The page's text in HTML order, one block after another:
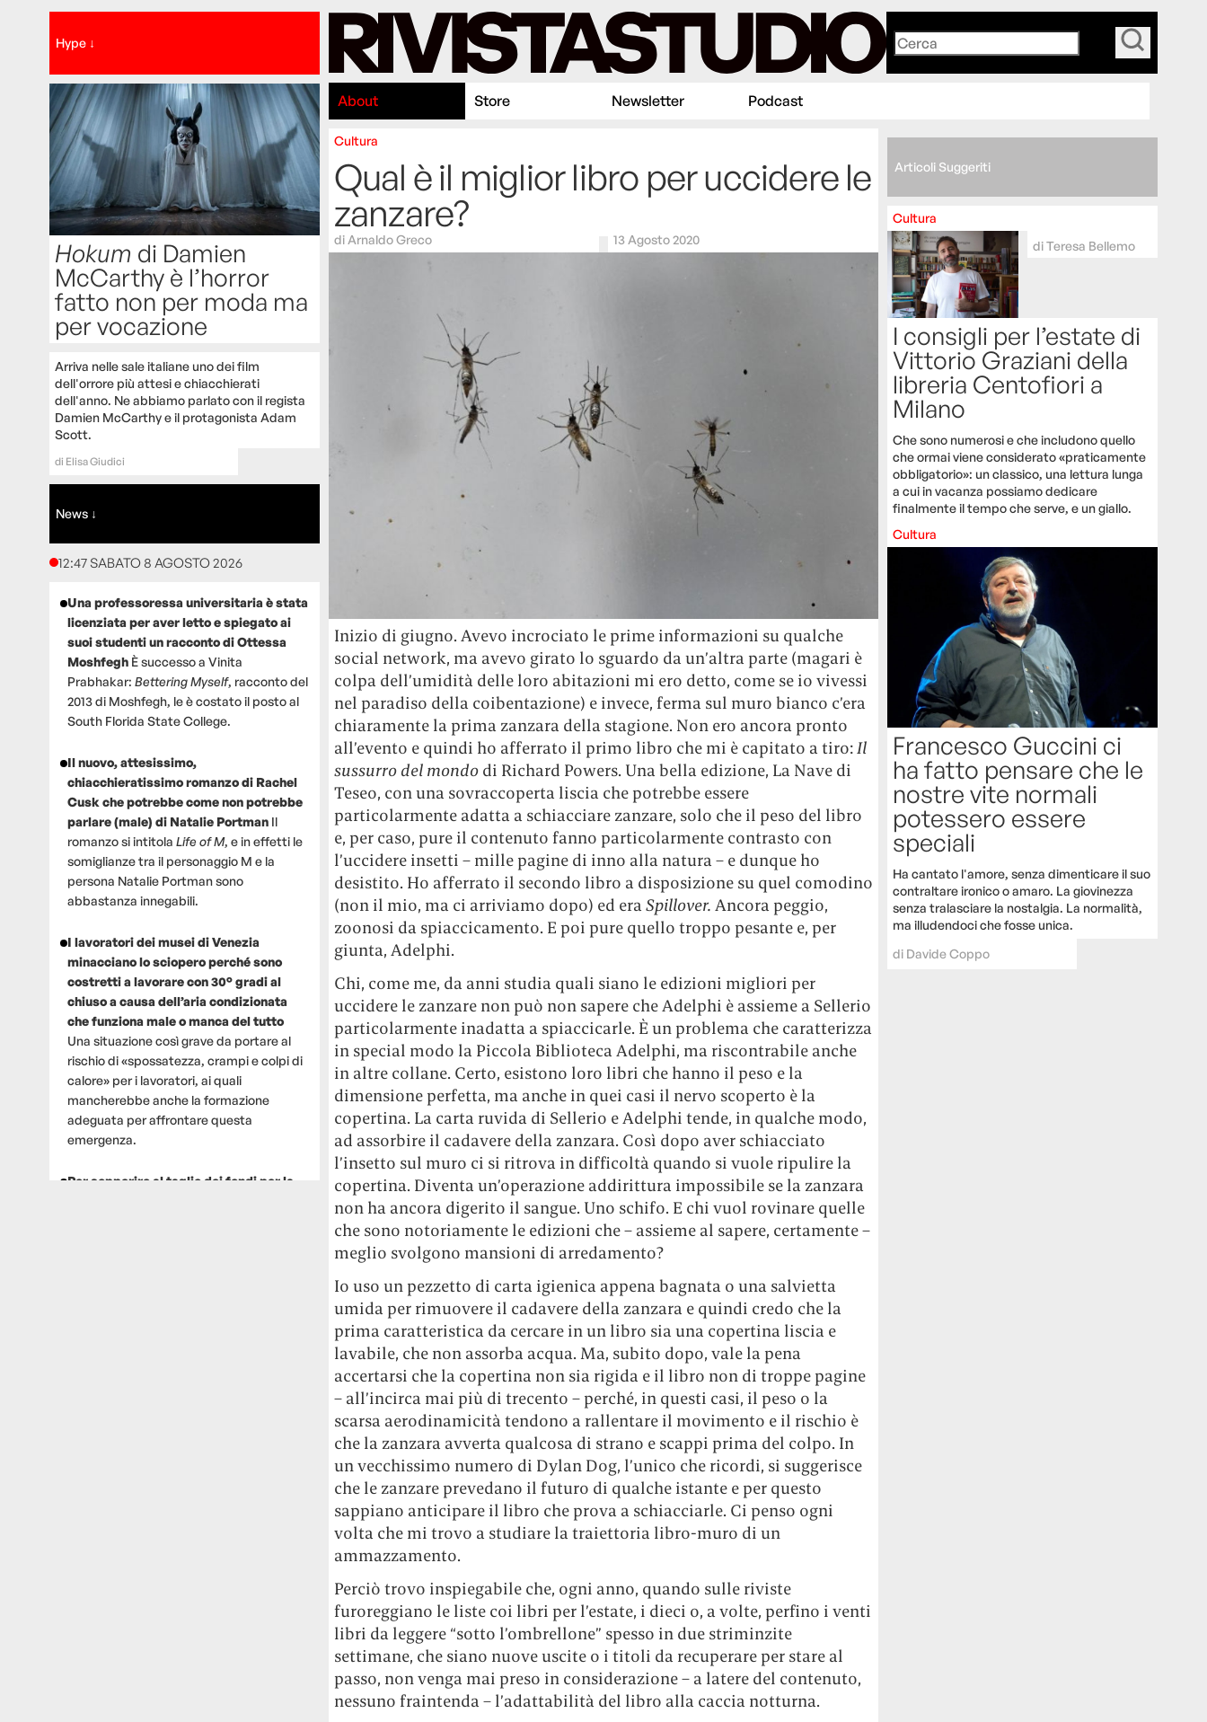
Hype ↓
Hokum di Damien
McCarthy è l’horror
fatto non per moda ma
per vocazione
Arriva nelle sale italiane uno dei film
dell'orrore più attesi e chiacchierati
dell'anno. Ne abbiamo parlato con il regista
Damien McCarthy e il protagonista Adam
Scott.
di Elisa Giudici
News ↓
12:47 SABATO 8 AGOSTO 2026
Una professoressa universitaria è stata
licenziata per aver letto e spiegato ai
suoi studenti un racconto di Ottessa
Moshfegh È successo a Vinita
Prabhakar: Bettering Myself, racconto del
2013 di Moshfegh, le è costato il posto al
South Florida State College.
Il nuovo, attesissimo,
chiacchieratissimo romanzo di Rachel
Cusk che potrebbe come non potrebbe
parlare (male) di Natalie Portman Il
romanzo si intitola Life of M, e in effetti le
somiglianze tra il personaggio M e la
persona Natalie Portman sono
abbastanza innegabili.
I lavoratori dei musei di Venezia
minacciano lo sciopero perché sono
costretti a lavorare con 30° gradi al
chiuso a causa dell’aria condizionata
che funziona male o manca del tutto
Una situazione così grave da portare al
rischio di «spossatezza, crampi e colpi di
calore» per i lavoratori, ai quali
mancherebbe anche la formazione
adeguata per affrontare questa
emergenza.
Per sopperire al taglio dei fondi per la
About Store Newsletter Podcast
Cultura
Qual è il miglior libro per uccidere le
zanzare?
diArnaldo Greco 13 Agosto 2020
Inizio di giugno. Avevo incrociato le prime informazioni su qualche
social network, ma avevo girato lo sguardo da un’altra parte (magari è
colpa dell’umidità delle loro abitazioni mi ero detto, come se io vivessi
nel paradiso della coibentazione) e invece, ferma sul muro bianco c’era
chiaramente la prima zanzara della stagione. Non ero ancora pronto
all’evento e quindi ho afferrato il primo libro che mi è capitato a tiro:Il
sussurro del mondodi Richard Powers. Una bella edizione, La Nave di
Teseo, con una sovraccoperta liscia che potrebbe essere
particolarmente adatta a schiacciare zanzare, solo che il peso del libro
e, per caso, pure il contenuto fanno particolarmente contrasto con
l’uccidere insetti – mille pagine di inno alla natura – e dunque ho
desistito. Ho afferrato il secondo libro a disposizione su quel comodino
(non il mio, ma ci arriviamo dopo) ed era Spillover. Ancora peggio,
zoonosi da spiaccicamento. E poi pure quello troppo pesante e, per
giunta, Adelphi.
Chi, come me, da anni studia quali siano le edizioni migliori per
uccidere le zanzare non può non sapere che Adelphi è assieme a Sellerio
particolarmente inadatta a spiaccicarle. È un problema che caratterizza
in special modo la Piccola Biblioteca Adelphi, ma riscontrabile anche
in altre collane. Certo, esistono loro libri che hanno il peso e la
dimensione perfetta, ma anche in quei casi il nervo scoperto è la
copertina. La carta ruvida di Sellerio e Adelphi tende, in qualche modo,
ad assorbire il cadavere della zanzara. Così dopo aver schiacciato
l’insetto sul muro ci si ritrova in difficoltà quando si vuole ripulire la
copertina. Diventa un’operazione addirittura impossibile se la zanzara
non ha ancora digerito il sangue. Uno schifo. E chi vuol rovinare quelle
che sono notoriamente le edizioni che – assieme al sapere, certamente –
meglio svolgono mansioni di arredamento?
Io uso un pezzetto di carta igienica appena bagnata o una salvietta
umida per rimuovere il cadavere della zanzara e quindi credo che la
prima caratteristica da cercare in un libro sia una copertina liscia e
lavabile, che non assorba acqua. Ma, subito dopo, vale la pena
accertarsi che la copertina non sia rigida e il libro non di troppe pagine
– all’incirca mai più di trecento – perché, in questi casi, il peso o la
scarsa aerodinamicità tendono a rallentare il movimento e il rischio è
che la zanzara avverta qualcosa di strano e scappi prima del colpo. In
un vecchissimo numero di Dylan Dog, l’unico che ricordi, si suggerisce
che le zanzare prevedano il futuro di qualche istante e per questo
sappiano anticipare il libro che prova a schiacciarle. Ci penso ogni
volta che mi trovo a studiare la traiettoria libro-muro di un
ammazzamento.
Perciò trovo inspiegabile che, ogni anno, quando sulle riviste
furoreggiano le liste coi libri per l’estate, i dieci o, a volte, perfino i venti
libri da leggere “sotto l’ombrellone” spesso in due striminzite
settimane, che siano nuove uscite o i titoli da recuperare per stare al
passo, non venga mai preso in considerazione – a latere del contenuto,
nessuno fraintenda – l’adattabilità del libro alla caccia notturna.
Articoli Suggeriti
Cultura
diTeresa Bellemo
I consigli per l’estate di
Vittorio Graziani della
libreria Centofiori a
Milano
Che sono numerosi e che includono quello
che ormai viene considerato «praticamente
obbligatorio»: un classico, una lettura lunga
a cui in vacanza possiamo dedicare
finalmente il tempo che serve, e un giallo.
Cultura
Francesco Guccini ci
ha fatto pensare che le
nostre vite normali
potessero essere
speciali
Ha cantato l'amore, senza dimenticare il suo
contraltare ironico o amaro. La giovinezza
senza tralasciare la nostalgia. La normalità,
ma illudendoci che fosse unica.
di Davide Coppo